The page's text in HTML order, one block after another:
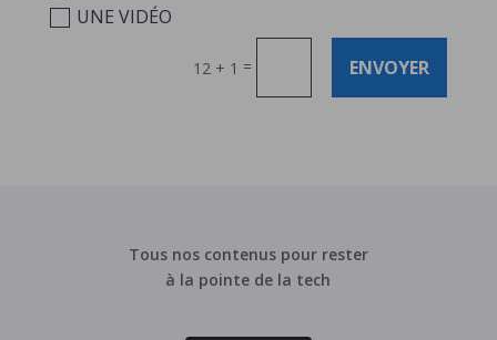
UNE VIDÉO
12 + 1 = ENVOYER
Tous nos contenus pour rester
à la pointe de la tech